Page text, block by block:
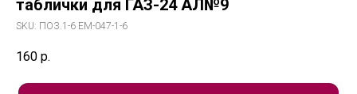
таблички для ГАЗ-24 АЛ№9
SKU: ПОЗ.1-6 ЕМ-047-1-6
160 р.